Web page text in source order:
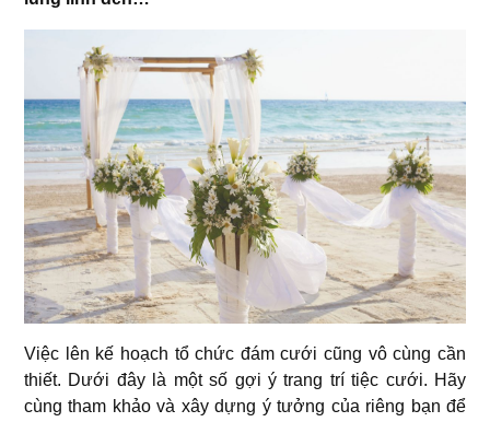
Việc lên kế hoạch tổ chức đám cưới cũng vô cùng cần
thiết. Dưới đây là một số gợi ý trang trí tiệc cưới. Hãy
cùng tham khảo và xây dựng ý tưởng của riêng bạn để